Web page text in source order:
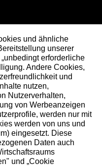
und Fortschritt
und kommende
und ähnliche
unserer
erforderliche
Andere Cookies,
und
nutzen,
Nutzerverhalten,
von Werbeanzeigen
werden nur mit
werden von uns und
eingesetzt. Diese
Daten auch
und „Cookie